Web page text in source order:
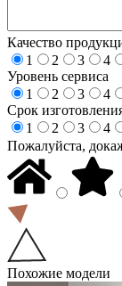
Качество
1
2 3 4
Уровень сервиса
1
2 3 4
Срок
1
2 3 4
Пожалуйста,
Похожие модели